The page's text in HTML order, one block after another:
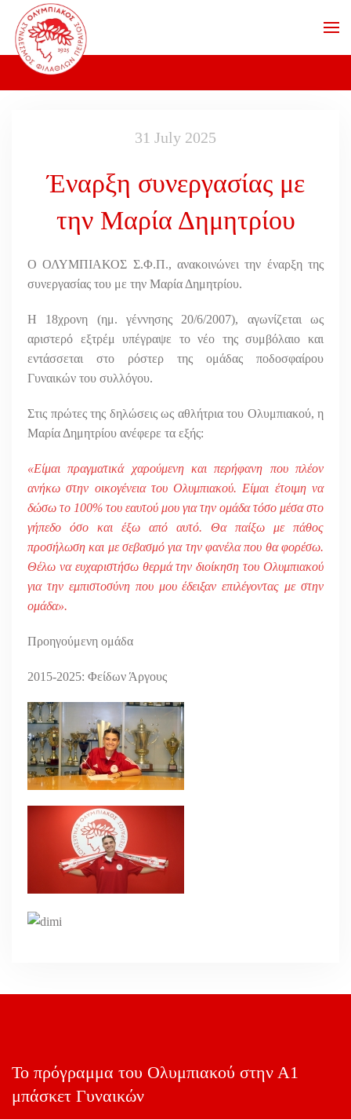
Skip to main content
31 July 2025
Έναρξη συνεργασίας με
την Μαρία Δημητρίου
Ο ΟΛΥΜΠΙΑΚΟΣ Σ.Φ.Π., ανακοινώνει την έναρξη της
συνεργασίας του με την Μαρία Δημητρίου.
Η 18χρονη (ημ. γέννησης 20/6/2007), αγωνίζεται ως
αριστερό εξτρέμ υπέγραψε το νέο της συμβόλαιο και
εντάσσεται στο ρόστερ της ομάδας ποδοσφαίρου
Γυναικών του συλλόγου.
Στις πρώτες της δηλώσεις ως αθλήτρια του Ολυμπιακού, η
Μαρία Δημητρίου ανέφερε τα εξής:
«Είμαι πραγματικά χαρούμενη και περήφανη που πλέον
ανήκω στην οικογένεια του Ολυμπιακού. Είμαι έτοιμη να
δώσω το 100% του εαυτού μου για την ομάδα τόσο μέσα στο
γήπεδο όσο και έξω από αυτό. Θα παίξω με πάθος
προσήλωση και με σεβασμό για την φανέλα που θα φορέσω.
Θέλω να ευχαριστήσω θερμά την διοίκηση του Ολυμπιακού
για την εμπιστοσύνη που μου έδειξαν επιλέγοντας με στην
ομάδα».
Προηγούμενη ομάδα
2015-2025: Φείδων Άργους
Το πρόγραμμα του Ολυμπιακού στην Α1
μπάσκετ Γυναικών